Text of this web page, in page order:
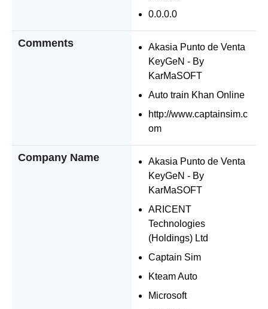
0.0.0.0
Comments
Akasia Punto de Venta
KeyGeN - By
KarMaSOFT
Auto train Khan Online
http://www.captainsim.c
om
Company Name
Akasia Punto de Venta
KeyGeN - By
KarMaSOFT
ARICENT
Technologies
(Holdings) Ltd
Captain Sim
Kteam Auto
Microsoft